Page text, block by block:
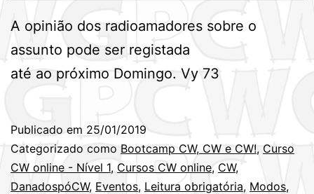
A opinião dos radioamadores sobre o
assunto pode ser registada
até ao próximo Domingo. Vy 73
Publicado em 25/01/2019
Categorizado como Bootcamp CW, CW e CW!, Curso
CW online - Nível 1, Cursos CW online, CW,
DanadospóCW, Eventos, Leitura obrigatória, Modos,